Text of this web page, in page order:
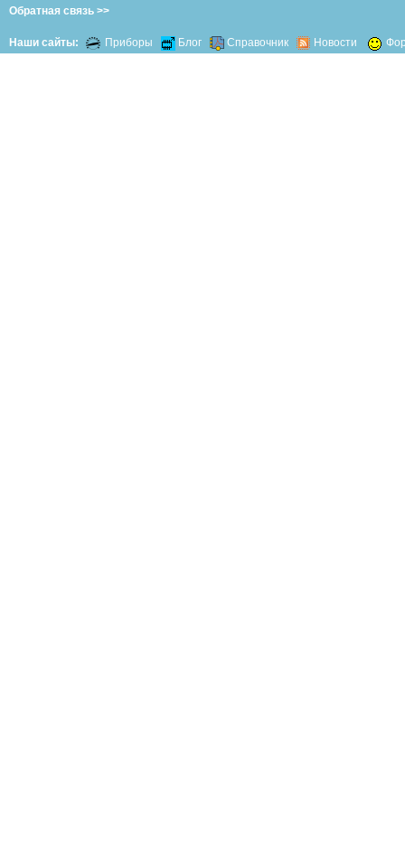
Обратная связь >>
Наши сайты: Приборы Блог Справочник Новости